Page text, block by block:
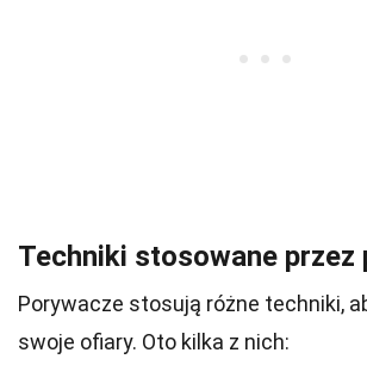
Techniki stosowane przez
Porywacze stosują różne techniki,
swoje ofiary. Oto kilka z nich: